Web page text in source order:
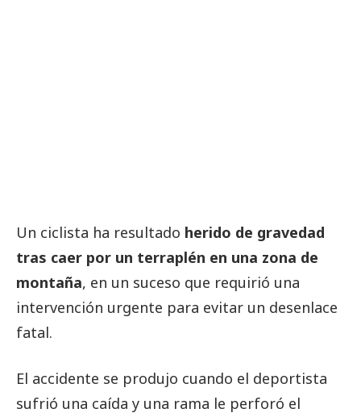
Un ciclista ha resultado herido de gravedad
tras caer por un terraplén en una zona de
montaña, en un suceso que requirió una
intervención urgente para evitar un desenlace
fatal.
El accidente se produjo cuando el deportista
sufrió una caída y una rama le perforó el